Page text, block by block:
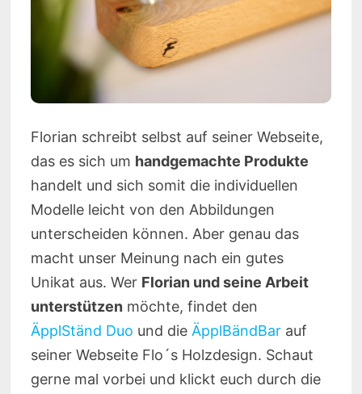
Florian schreibt selbst auf seiner Webseite,
das es sich um handgemachte Produkte
handelt und sich somit die individuellen
Modelle leicht von den Abbildungen
unterscheiden können. Aber genau das
macht unser Meinung nach ein gutes
Unikat aus. Wer Florian und seine Arbeit
unterstützen möchte, findet den
ÄpplStänd Duo und die ÄpplBändBarauf
seiner Webseite Flo´s Holzdesign. Schaut
gerne mal vorbei und klickt euch durch die